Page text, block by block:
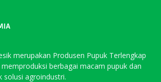
merupakan Produsen Pupuk Terlengkap
berbagai macam pupuk dan
solusi agroindustri.